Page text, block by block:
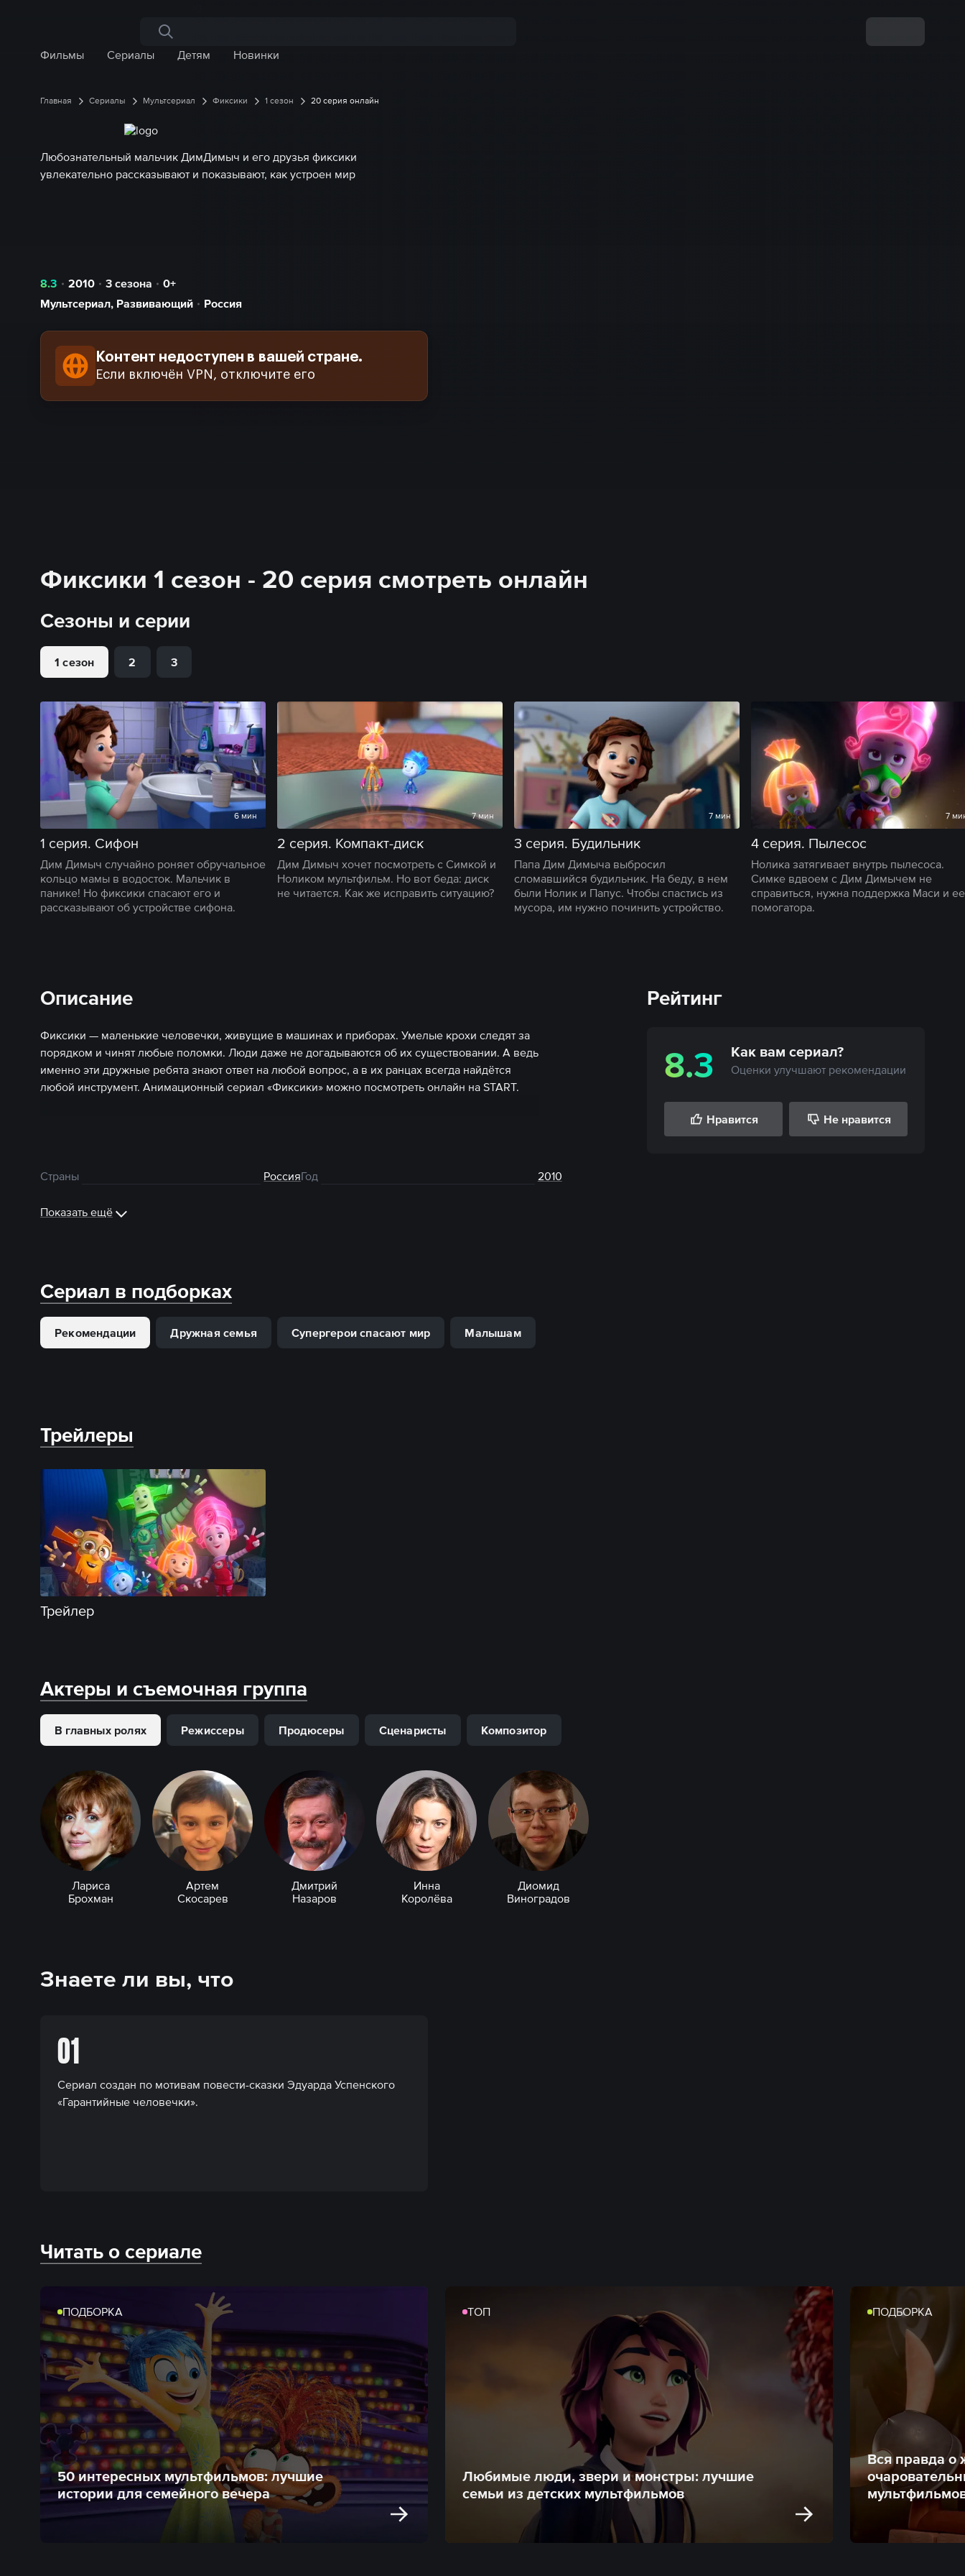
Поиск по сайту
Фильмы
Сериалы Детям Новинки
Главная Сериалы Мультсериал Фиксики 1 сезон 20 серия онлайн
Любознательный мальчик ДимДимыч и его друзья фиксики
увлекательно рассказывают и показывают, как устроен мир
8.3 2010 3 сезона
0+
Мультсериал, Развивающий Россия
Контент недоступен в вашей стране.
Если включён VPN, отключите его
Фиксики 1 сезон - 20 серия смотреть онлайн
Сезоны и серии
1 сезон 2 3
6 мин
1 серия. Сифон
Дим Димыч случайно роняет обручальное
кольцо мамы в водосток. Мальчик в
панике! Но фиксики спасают его и
рассказывают об устройстве сифона.
7 мин
2 серия. Компакт-диск
Дим Димыч хочет посмотреть с Симкой и
Ноликом мультфильм. Но вот беда: диск
не читается. Как же исправить ситуацию?
7 мин
3 серия. Будильник
Папа Дим Димыча выбросил
сломавшийся будильник. На беду, в нем
были Нолик и Папус. Чтобы спастись из
мусора, им нужно починить устройство.
7
4 серия. Пылесос
Нолика затягивает внутрь пылесоса.
Симке вдвоем с Дим Димычем не
справиться, нужна поддержка Маси и ее
помогатора.
Описание
Фиксики — маленькие человечки, живущие в машинах и приборах. Умелые крохи следят за
порядком и чинят любые поломки. Люди даже не догадываются об их существовании. А ведь
именно эти дружные ребята знают ответ на любой вопрос, а в их ранцах всегда найдётся
любой инструмент. Анимационный сериал «Фиксики» можно посмотреть онлайн на START.
Страны РоссияГод 2010
Показать ещё
Рейтинг
8.3 Как вам сериал?
Оценки улучшают рекомендации
Нравится Не нравится
Сериал в подборках
Рекомендации Дружная семья Супергерои спасают мир Малышам
Трейлеры
Трейлер
Актеры и съемочная группа
В главных ролях Режиссеры Продюсеры Сценаристы Композитор
Лариса
Брохман
Артем
Скосарев
Дмитрий
Назаров
Инна
Королёва
Диомид
Виноградов
Знаете ли вы, что
01
Сериал создан по мотивам повести-сказки Эдуарда Успенского
«Гарантийные человечки».
Читать о сериале
ПОДБОРКА
50 интересных мультфильмов: лучшие
истории для семейного вечера
ТОП
Любимые люди, звери и монстры: лучшие
семьи из детских мультфильмов
ПОДБОРКА
Вся правда о